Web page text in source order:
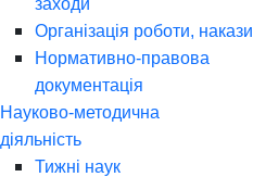
заходи
Організація роботи, накази
Нормативно-правова
документація
Науково-методична
діяльність
Тижні наук